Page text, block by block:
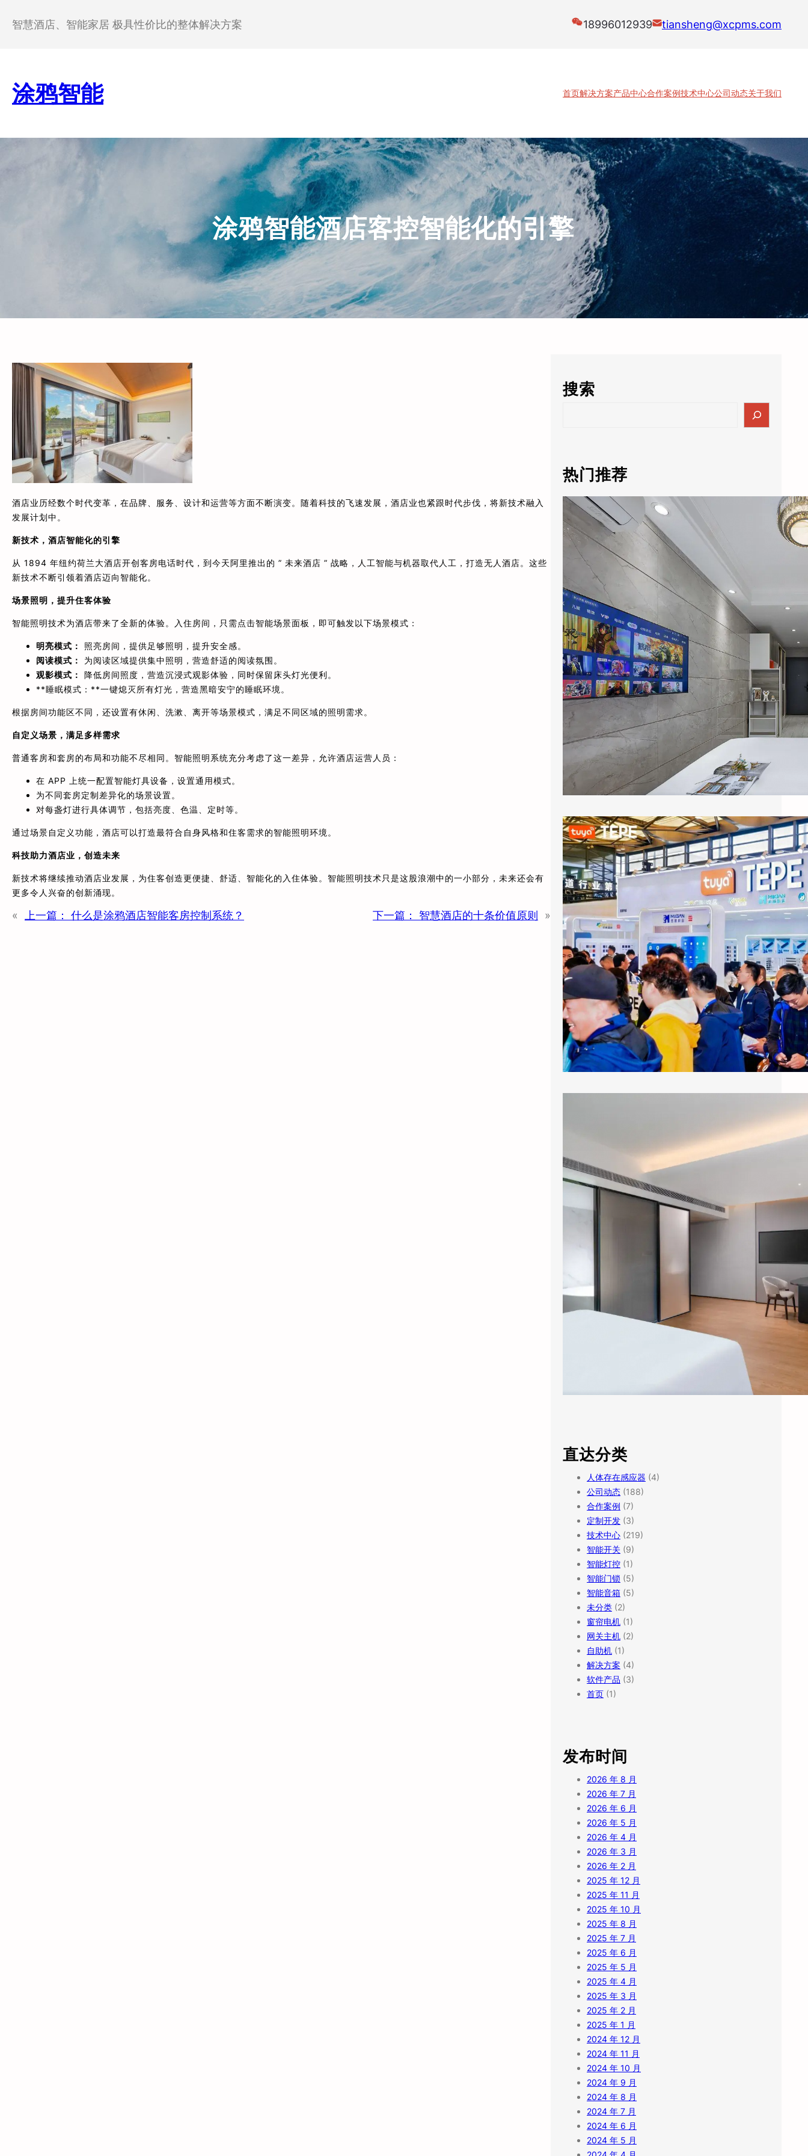
智慧酒店、智能家居 极具性价比的整体解决方案 18996012939 tiansheng@xcpms.com
涂鸦智能 首页解决方案产品中心合作案例技术中心公司动态关于我们
涂鸦智能酒店客控智能化的引擎
酒店业历经数个时代变革，在品牌、服务、设计和运营等方面不断演变。随着科技的飞速发展，酒店业也紧跟时代步伐，将新技术融入
发展计划中。
新技术，酒店智能化的引擎
从 1894 年纽约荷兰大酒店开创客房电话时代，到今天阿里推出的 ” 未来酒店 ” 战略，人工智能与机器取代人工，打造无人酒店。这些
新技术不断引领着酒店迈向智能化。
场景照明，提升住客体验
智能照明技术为酒店带来了全新的体验。入住房间，只需点击智能场景面板，即可触发以下场景模式：
明亮模式：
照亮房间，提供足够照明，提升安全感。
阅读模式：
为阅读区域提供集中照明，营造舒适的阅读氛围。
观影模式：
降低房间照度，营造沉浸式观影体验，同时保留床头灯光便利。
**睡眠模式：**一键熄灭所有灯光，营造黑暗安宁的睡眠环境。
根据房间功能区不同，还设置有休闲、洗漱、离开等场景模式，满足不同区域的照明需求。
自定义场景，满足多样需求
普通客房和套房的布局和功能不尽相同。智能照明系统充分考虑了这一差异，允许酒店运营人员：
在 APP 上统一配置智能灯具设备，设置通用模式。
为不同套房定制差异化的场景设置。
对每盏灯进行具体调节，包括亮度、色温、定时等。
通过场景自定义功能，酒店可以打造最符合自身风格和住客需求的智能照明环境。
科技助力酒店业，创造未来
新技术将继续推动酒店业发展，为住客创造更便捷、舒适、智能化的入住体验。智能照明技术只是这股浪潮中的一小部分，未来还会有
更多令人兴奋的创新涌现。
« 上一篇： 什么是涂鸦酒店智能客房控制系统？ 下一篇： 智慧酒店的十条价值原则 »
搜索
c
h
热门推荐
2026年6月，杭州黄龙饭店管理集团干了一件
让同行看不懂的事：他们把旗下”黄龙旅行家”
…
涂鸦智能以AI蓝牙直连方案切入酒店赛道：去中心化架构破解智能化改造三大痛点
2026上海国际酒店展期间，涂鸦智能
（NYSE：TUYA，HKEX：2391）的展区成为
E7馆人气最旺的展位之…
今年五一，全国县域酒店预订量同比暴涨
114%，部分南方县城涨幅超过3倍。但一个尴
尬的现实是：这些撑起半边天的县…
直达分类
人体存在感应器 (4)
公司动态 (188)
合作案例 (7)
定制开发 (3)
技术中心 (219)
智能开关 (9)
智能灯控 (1)
智能门锁 (5)
智能音箱 (5)
未分类 (2)
窗帘电机 (1)
网关主机 (2)
自助机 (1)
解决方案 (4)
软件产品 (3)
首页 (1)
发布时间
2026 年 8 月
2026 年 7 月
2026 年 6 月
2026 年 5 月
2026 年 4 月
2026 年 3 月
2026 年 2 月
2025 年 12 月
2025 年 11 月
2025 年 10 月
2025 年 8 月
2025 年 7 月
2025 年 6 月
2025 年 5 月
2025 年 4 月
2025 年 3 月
2025 年 2 月
2025 年 1 月
2024 年 12 月
2024 年 11 月
2024 年 10 月
2024 年 9 月
2024 年 8 月
2024 年 7 月
2024 年 6 月
2024 年 5 月